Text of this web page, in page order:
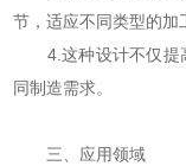
节，适应不同类型的加
4.这种设计不仅提高
同制造需求。
三、应用领域